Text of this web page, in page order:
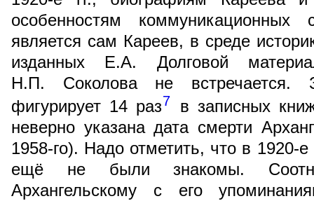
особенностям коммуникационных
является сам Кареев, в среде
изданных Е.А. Долговой
Н.П. Соколова не встречается.
фигурирует 14 раз7
в записных
неверно указана дата смерти
1958-го). Надо отметить, что в 1920-
ещё не были знакомы.
Архангельскому с его